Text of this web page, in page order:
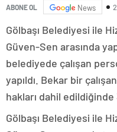
ABONE OL News
Gölbaşı Belediyesi ile
Güven-Sen arasında
belediyede çalışan
yapıldı. Bekar bir
hakları dahil edildiğinde
Gölbaşı Belediyesi ile